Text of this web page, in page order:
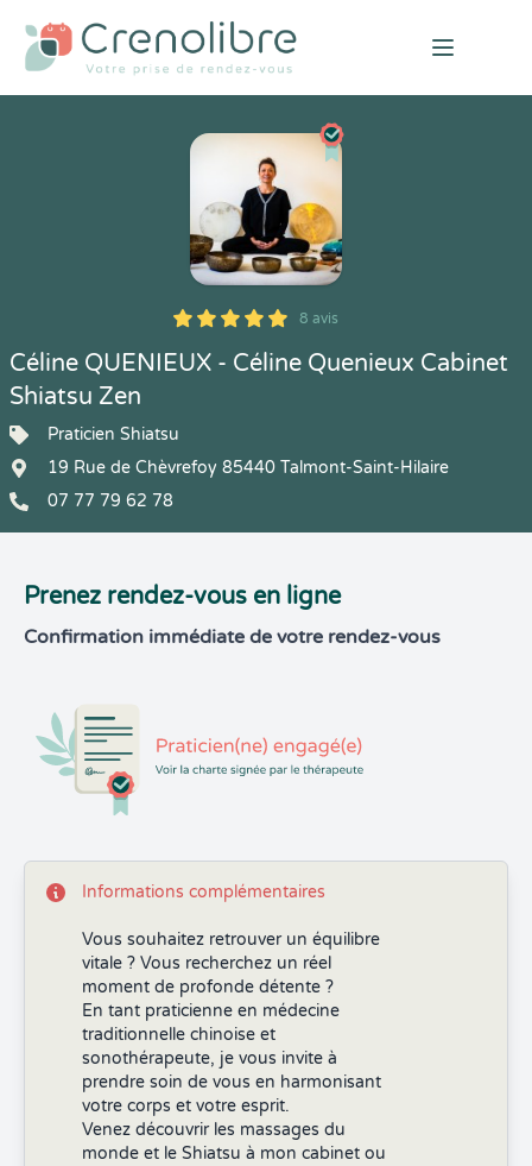
Open
5
1
5
8 8 avis
Céline QUENIEUX - Céline Quenieux Cabinet
Shiatsu Zen
Praticien Shiatsu
19 Rue de Chèvrefoy 85440 Talmont-Saint-Hilaire
07 77 79 62 78
Prenez rendez-vous en ligne
Confirmation immédiate de votre rendez-vous
Informations complémentaires
Vous souhaitez retrouver un équilibre
vitale ? Vous recherchez un réel
moment de profonde détente ?
En tant praticienne en médecine
traditionnelle chinoise et
sonothérapeute, je vous invite à
prendre soin de vous en harmonisant
votre corps et votre esprit.
Venez découvrir les massages du
monde et le Shiatsu à mon cabinet ou